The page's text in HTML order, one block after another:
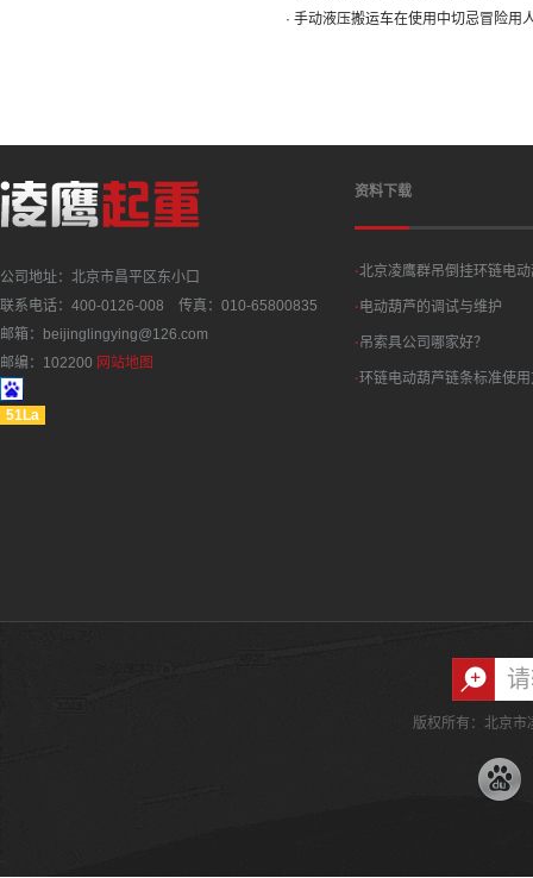
· 手动液压搬运车在使用中切忌冒险用
公司地址：北京市昌平区东小口
联系电话：400-0126-008 传真：010-65800835
邮箱：beijinglingying@126.com
邮编：102200 网站地图
51La
资料下载
·北京凌鹰群吊倒挂环链电
·电动葫芦的调试与维护
·吊索具公司哪家好？
·环链电动葫芦链条标准使
版权所有：北京